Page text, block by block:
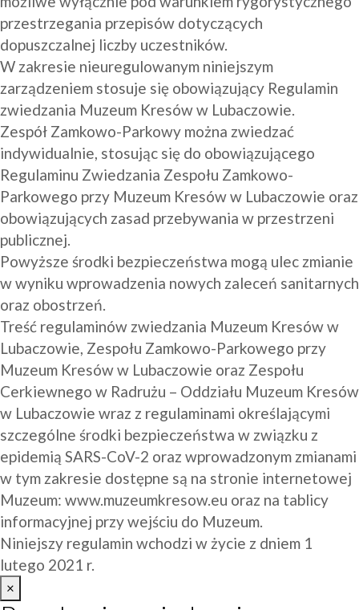
przestrzegania przepisów dotyczących
dopuszczalnej liczby uczestników.
W zakresie nieuregulowanym niniejszym
zarządzeniem stosuje się obowiązujący Regulamin
zwiedzania Muzeum Kresów w Lubaczowie.
Zespół Zamkowo-Parkowy można zwiedzać
indywidualnie, stosując się do obowiązującego
Regulaminu Zwiedzania Zespołu Zamkowo-
Parkowego przy Muzeum Kresów w Lubaczowie oraz
obowiązujących zasad przebywania w przestrzeni
publicznej.
Powyższe środki bezpieczeństwa mogą ulec zmianie
w wyniku wprowadzenia nowych zaleceń sanitarnych
oraz obostrzeń.
Treść regulaminów zwiedzania Muzeum Kresów w
Lubaczowie, Zespołu Zamkowo-Parkowego przy
Muzeum Kresów w Lubaczowie oraz Zespołu
Cerkiewnego w Radrużu – Oddziału Muzeum Kresów
w Lubaczowie wraz z regulaminami określającymi
szczególne środki bezpieczeństwa w związku z
epidemią SARS-CoV-2 oraz wprowadzonym zmianami
w tym zakresie dostępne są na stronie internetowej
Muzeum: www.muzeumkresow.eu oraz na tablicy
informacyjnej przy wejściu do Muzeum.
Niniejszy regulamin wchodzi w życie z dniem 1
lutego 2021 r.
×